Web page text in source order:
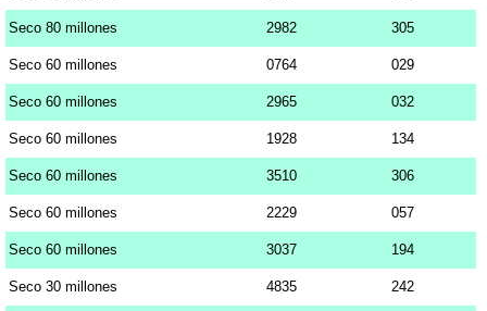
Seco 80 millones 2982 305
Seco 60 millones 0764 029
Seco 60 millones 2965 032
Seco 60 millones 1928 134
Seco 60 millones 3510 306
Seco 60 millones 2229 057
Seco 60 millones 3037 194
Seco 30 millones 4835 242